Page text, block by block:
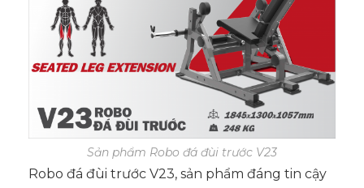
Sản phẩm Robo đá đùi trước V23
Robo đá đùi trước V23, sản phẩm đáng tin cậy